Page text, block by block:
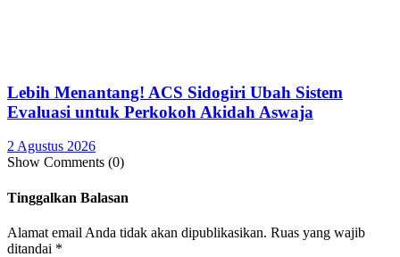
Lebih Menantang! ACS Sidogiri Ubah Sistem
Evaluasi untuk Perkokoh Akidah Aswaja
2 Agustus 2026
Show Comments (0)
Tinggalkan Balasan
Alamat email Anda tidak akan dipublikasikan. Ruas yang wajib
ditandai *